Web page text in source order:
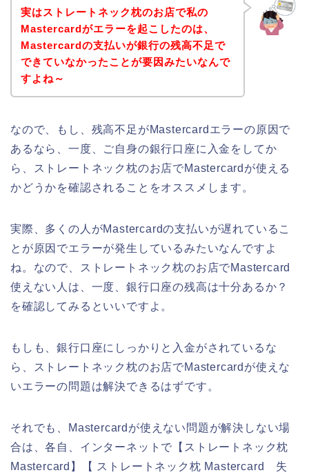
実はストレートネック枕のお店で私の
Mastercardがエラーを起こしたのは、
Mastercardの支払いが銀行の残高不足で
できていなかったことが要因みたいなんで
すよね～
なので、もし、残高不足がMastercardエラーの原因で
あるなら、一度、ご自身の銀行口座に入金をしてか
ら、ストレートネック枕のお店でMastercardが使える
かどうかを確認されることをオススメします。
実際、多くの人がMastercardの支払いが遅れているこ
とが原因でエラーが発生しているみたいなんですよ
ね。なので、ストレートネック枕のお店でMastercard
使えない人は、一度、銀行口座の残高は十分あるか？
を確認してみるといいですよ。
もしも、銀行口座にしっかりと入金がされているな
ら、ストレートネック枕のお店でMastercardが使えな
いエラーの問題は解決できるはずです。
それでも、Mastercardが使えない問題が解決しない場
合は、各自、インターネットで【ストレートネック枕
Mastercard】【 ストレートネック枕 Mastercard 失